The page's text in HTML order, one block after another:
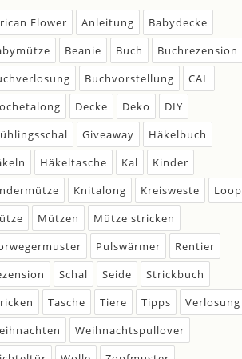
Flower Anleitung
Babydecke
Beanie Buch
Buchrezension
Buchvorstellung
CAL
Decke Deko
DIY
Giveaway
Häkelbuch
Häkeltasche Kal
Kinder
Knitalong Kreisweste
Loop
Mützen
Mütze stricken
Pulswärmer
Rentier
Schal Seide
Strickbuch
Tasche Tiere Tipps
Verlosung
Weihnachtspullover